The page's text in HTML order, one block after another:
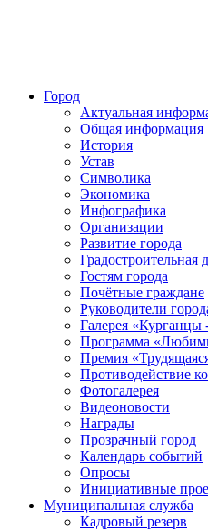
Город
Актуальная
Общая информация
История
Устав
Символика
Экономика
Инфографика
Организации
Развитие города
Градостроительная
Гостям города
Почётные граждане
Руководители
Галерея «Курганцы
Программа
Премия
Противодействие
Фотогалерея
Видеоновости
Награды
Прозрачный город
Календарь событий
Опросы
Инициативные
Муниципальная служба
Кадровый резерв